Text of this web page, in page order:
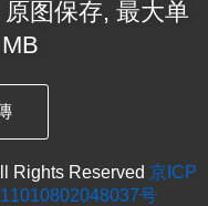
图保存, 最大单
Rights Reserved 京ICP
号